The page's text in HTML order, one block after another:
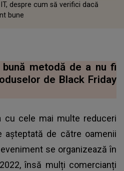
despre cum să verifici dacă
bune
metodă de a nu fi
de Black Friday
cu cele mai multe reduceri
așteptată de către oamenii
se organizează în
însă mulți comercianți